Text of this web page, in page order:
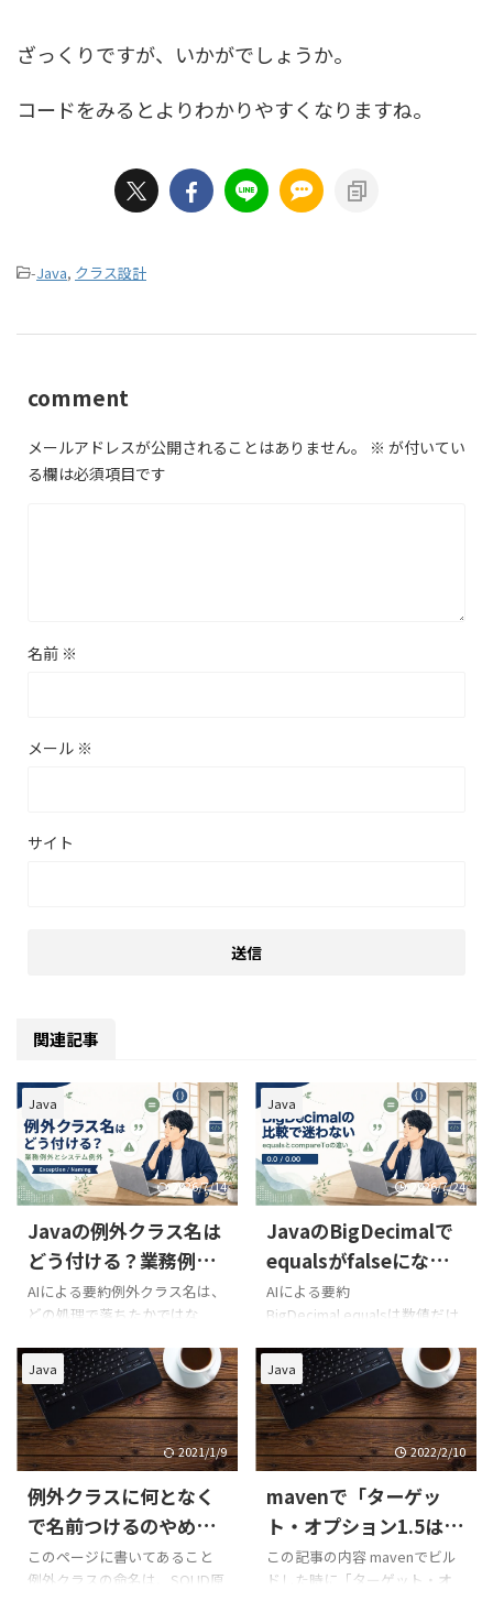
ざっくりですが、いかがでしょうか。
コードをみるとよりわかりやすくなりますね。
-Java, クラス設計
comment
メールアドレスが公開されることはありません。 ※ が付いてい
る欄は必須項目です
名前 ※
メール ※
サイト
関連記事
Java
2026/7/14
Javaの例外クラス名は
どう付ける？業務例外
とシステム例外の命名
ルール
AIによる要約例外クラス名は、
どの処理で落ちたかではな
表すと使いやすくなります。業
務ルール違反には
InsufficientStockExceptionの
ような具体名を、外部APIやDB
など技術的な失敗には
ExternalApiTimeoutException
のような原因が分かる名前を
付けます。BusinessException
やSystemExceptionだけで済
ませず、呼び出し側が判断でき
Java
2026/7/24
JavaのBigDecimalで
equalsがfalseになる
理由｜0.0と0.00は
compareToで比較す
る？
AIによる要約
BigDecimal.equalsは数値だけ
すscaleも比較するため、0.0と
0.00はfalseになります。金額
などを数値として比較するな
らcompareToの結果が0かを確
認します。ただし、HashSetや
HashMapはequalsとhashCode
を使うため、compareToへ置
き換えればすべて解決するわけ
ではありません。入力・保
存・表示のどこで桁数を統一
Java
2021/1/9
例外クラスに何となく
で名前つけるのやめよ
うぜ
このページに書いてあること
例外クラスの命名は、SOLID原
Java
2022/2/10
mavenで「ターゲッ
ト・オプション1.5は現
在サポートされていま
せん。」に対処する
この記事の内容 mavenでビル
ドした時に「ターゲット・オ